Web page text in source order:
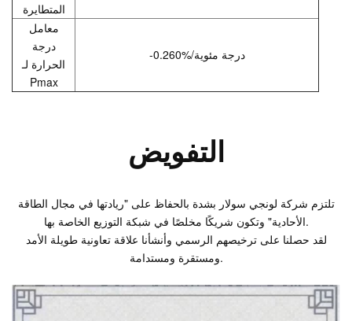
المتطايرة
معامل
درجة
الحرارة لـ
Pmax
-0.260%/درجة مئوية
التفويض
تلتزم شركة لونجي سولار بشدة بالحفاظ على "ريادتها في مجال الطاقة
الأحادية" وتكون شريكًا مخلصًا في شبكة التوزيع الخاصة بها.
لقد حصلنا على ترخيصهم الرسمي وأنشأنا علاقة تعاونية طويلة الأمد
ومستقرة ومستدامة.